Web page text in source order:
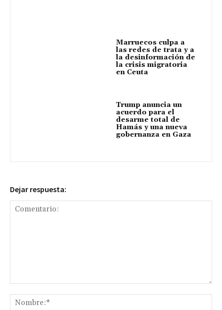
Marruecos culpa a
las redes de trata y a
la desinformación de
la crisis migratoria
en Ceuta
Trump anuncia un
acuerdo para el
desarme total de
Hamás y una nueva
gobernanza en Gaza
Dejar respuesta: